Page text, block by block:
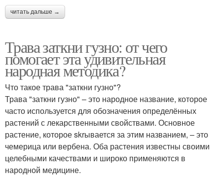
читать дальше →
Трава заткни гузно: от чего
помогает эта удивительная
народная методика?
Что такое трава "заткни гузно"?
Трава "заткни гузно" – это народное название, которое
часто используется для обозначения определённых
растений с лекарственными свойствами. Основное
растение, которое skrывается за этим названием, – это
чемерица или вербена. Оба растения известны своими
целебными качествами и широко применяются в
народной медицине.